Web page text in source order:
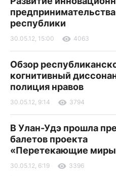
республики
30.05.12, 15:00 4063
Обзор
когнитивный
полиция нравов
30.05.12, 9:14 3794
В Улан-Удэ прошла
балетов проекта
«Перетекающие
30.05.12, 6:19 3396